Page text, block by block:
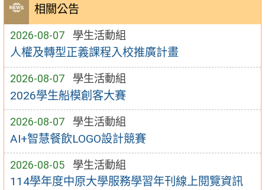
相關公告
2026-08-07 學生活動組
人權及轉型正義課程入校推廣計畫
2026-08-07 學生活動組
2026學生船模創客大賽
2026-08-07 學生活動組
AI+智慧餐飲LOGO設計競賽
2026-08-05 學生活動組
114學年度中原大學服務學習年刊線上閱覽資訊